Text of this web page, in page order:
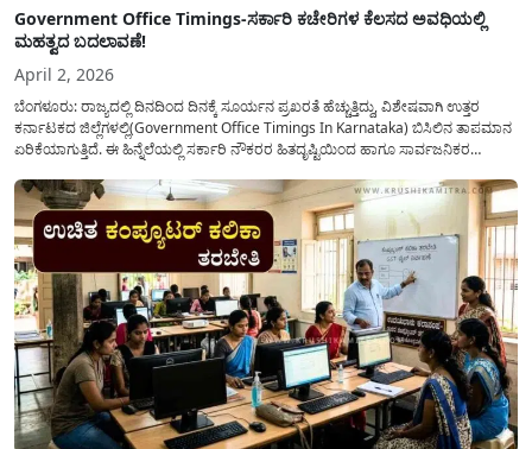
Government Office Timings-ಸರ್ಕಾರಿ ಕಚೇರಿಗಳ ಕೆಲಸದ ಅವಧಿಯಲ್ಲಿ
ಮಹತ್ವದ ಬದಲಾವಣೆ!
April 2, 2026
ಬೆಂಗಳೂರು: ರಾಜ್ಯದಲ್ಲಿ ದಿನದಿಂದ ದಿನಕ್ಕೆ ಸೂರ್ಯನ ಪ್ರಖರತೆ ಹೆಚ್ಚುತ್ತಿದ್ದು, ವಿಶೇಷವಾಗಿ ಉತ್ತರ
ಕರ್ನಾಟಕದ ಜಿಲ್ಲೆಗಳಲ್ಲಿ(Government Office Timings In Karnataka) ಬಿಸಿಲಿನ ತಾಪಮಾನ
ಏರಿಕೆಯಾಗುತ್ತಿದೆ. ಈ ಹಿನ್ನೆಲೆಯಲ್ಲಿ ಸರ್ಕಾರಿ ನೌಕರರ ಹಿತದೃಷ್ಟಿಯಿಂದ ಹಾಗೂ ಸಾರ್ವಜನಿಕರ
ಮತ್ತು ಕಲ್ಯಾಣ ಕರ್ನಾಟಕದ ಒಟ್ಟು 9 ಜಿಲ್ಲೆಗಳಲ್ಲಿ ಏಪ್ರಿಲ್...